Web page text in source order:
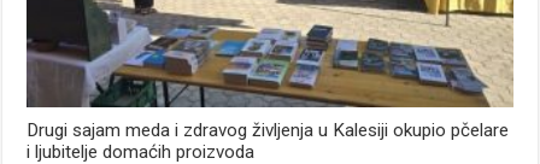
Drugi sajam meda i zdravog življenja u Kalesiji okupio pčelare
i ljubitelje domaćih proizvoda